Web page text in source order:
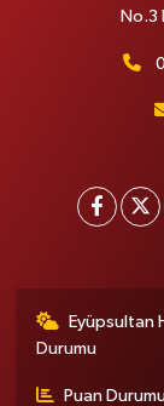
No.3
Eyüpsultan
Durumu
Puan